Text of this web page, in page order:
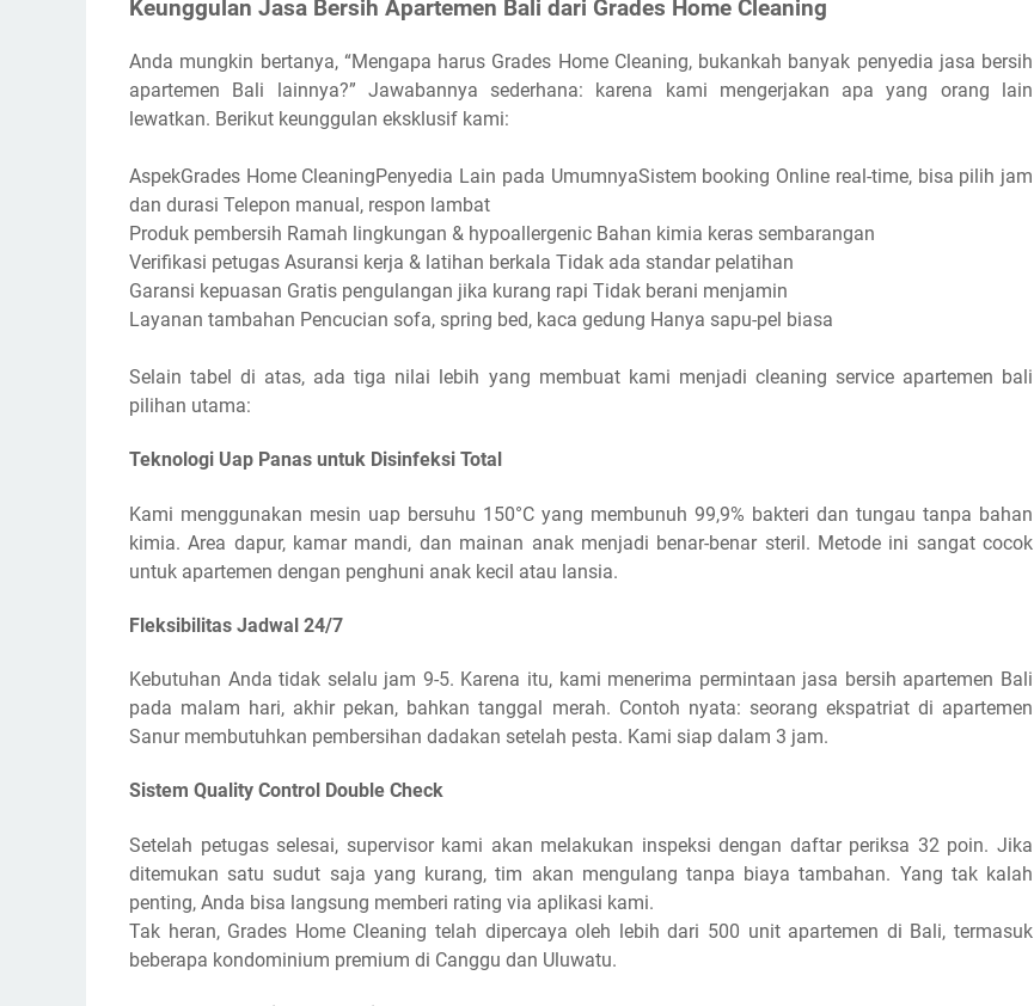
Keunggulan Jasa Bersih Apartemen Bali dari Grades Home Cleaning
Anda mungkin bertanya, “Mengapa harus Grades Home Cleaning, bukankah banyak penyedia jasa bersih
apartemen Bali lainnya?” Jawabannya sederhana: karena kami mengerjakan apa yang orang lain
lewatkan. Berikut keunggulan eksklusif kami:
AspekGrades Home CleaningPenyedia Lain pada UmumnyaSistem booking Online real-time, bisa pilih jam
dan durasi Telepon manual, respon lambat
Produk pembersih Ramah lingkungan & hypoallergenic Bahan kimia keras sembarangan
Verifikasi petugas Asuransi kerja & latihan berkala Tidak ada standar pelatihan
Garansi kepuasan Gratis pengulangan jika kurang rapi Tidak berani menjamin
Layanan tambahan Pencucian sofa, spring bed, kaca gedung Hanya sapu-pel biasa
Selain tabel di atas, ada tiga nilai lebih yang membuat kami menjadi cleaning service apartemen bali
pilihan utama:
Teknologi Uap Panas untuk Disinfeksi Total
Kami menggunakan mesin uap bersuhu 150°C yang membunuh 99,9% bakteri dan tungau tanpa bahan
kimia. Area dapur, kamar mandi, dan mainan anak menjadi benar-benar steril. Metode ini sangat cocok
untuk apartemen dengan penghuni anak kecil atau lansia.
Fleksibilitas Jadwal 24/7
Kebutuhan Anda tidak selalu jam 9-5. Karena itu, kami menerima permintaan jasa bersih apartemen Bali
pada malam hari, akhir pekan, bahkan tanggal merah. Contoh nyata: seorang ekspatriat di apartemen
Sanur membutuhkan pembersihan dadakan setelah pesta. Kami siap dalam 3 jam.
Sistem Quality Control Double Check
Setelah petugas selesai, supervisor kami akan melakukan inspeksi dengan daftar periksa 32 poin. Jika
ditemukan satu sudut saja yang kurang, tim akan mengulang tanpa biaya tambahan. Yang tak kalah
penting, Anda bisa langsung memberi rating via aplikasi kami.
Tak heran, Grades Home Cleaning telah dipercaya oleh lebih dari 500 unit apartemen di Bali, termasuk
beberapa kondominium premium di Canggu dan Uluwatu.